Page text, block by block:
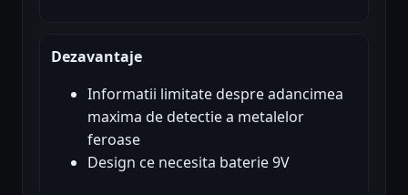
Dezavantaje
Informatii limitate despre adancimea
maxima de detectie a metalelor
feroase
Design ce necesita baterie 9V